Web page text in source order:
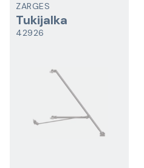
ZARGES
Tukijalka
42926